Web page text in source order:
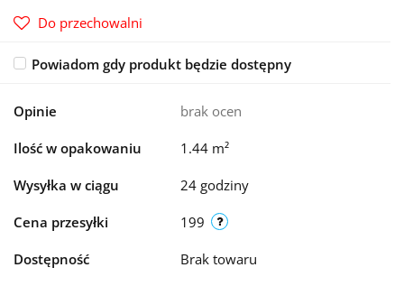
Do przechowalni
Powiadom gdy produkt będzie dostępny
Opinie brak ocen
Ilość w opakowaniu 1.44 m²
Wysyłka w ciągu 24 godziny
Cena przesyłki 199
Dostępność Brak towaru